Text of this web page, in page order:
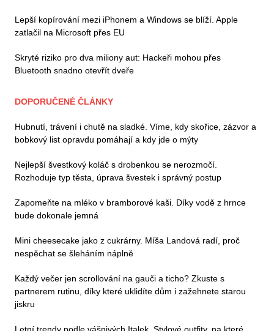
Lepší kopírování mezi iPhonem a Windows se blíží. Apple
zatlačil na Microsoft přes EU
Skryté riziko pro dva miliony aut: Hackeři mohou přes
Bluetooth snadno otevřít dveře
DOPORUČENÉ ČLÁNKY
Hubnutí, trávení i chutě na sladké. Víme, kdy skořice, zázvor a
bobkový list opravdu pomáhají a kdy jde o mýty
Nejlepší švestkový koláč s drobenkou se nerozmočí.
Rozhoduje typ těsta, úprava švestek i správný postup
Zapomeňte na mléko v bramborové kaši. Díky vodě z hrnce
bude dokonale jemná
Mini cheesecake jako z cukrárny. Míša Landová radí, proč
nespěchat se šleháním náplně
Každý večer jen scrollování na gauči a ticho? Zkuste s
partnerem rutinu, díky které uklidíte dům i zažehnete starou
jiskru